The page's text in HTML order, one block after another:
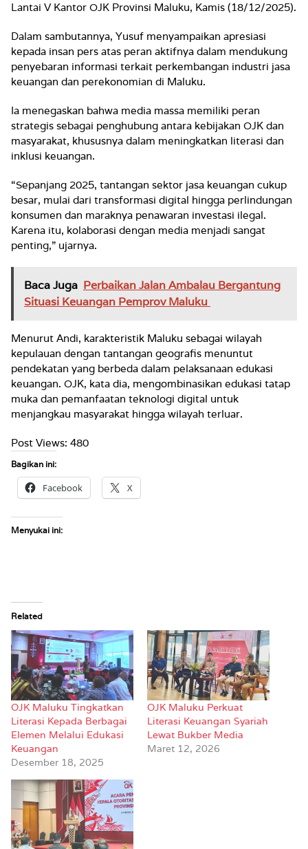
Lantai V Kantor OJK Provinsi Maluku, Kamis (18/12/2025).
Dalam sambutannya, Yusuf menyampaikan apresiasi
kepada insan pers atas peran aktifnya dalam mendukung
penyebaran informasi terkait perkembangan industri jasa
keuangan dan perekonomian di Maluku.
Ia menegaskan bahwa media massa memiliki peran
strategis sebagai penghubung antara kebijakan OJK dan
masyarakat, khususnya dalam meningkatkan literasi dan
inklusi keuangan.
“Sepanjang 2025, tantangan sektor jasa keuangan cukup
besar, mulai dari transformasi digital hingga perlindungan
konsumen dan maraknya penawaran investasi ilegal.
Karena itu, kolaborasi dengan media menjadi sangat
penting,” ujarnya.
Baca Juga Perbaikan Jalan Ambalau Bergantung
Situasi Keuangan Pemprov Maluku
Menurut Andi, karakteristik Maluku sebagai wilayah
kepulauan dengan tantangan geografis menuntut
pendekatan yang berbeda dalam pelaksanaan edukasi
keuangan. OJK, kata dia, mengombinasikan edukasi tatap
muka dan pemanfaatan teknologi digital untuk
menjangkau masyarakat hingga wilayah terluar.
Post Views: 480
Bagikan ini:
Facebook X
Menyukai ini:
Related
OJK Maluku Tingkatkan
Literasi Kepada Berbagai
Elemen Melalui Edukasi
Keuangan
Desember 18, 2025
OJK Maluku Perkuat
Literasi Keuangan Syariah
Lewat Bukber Media
Maret 12, 2026